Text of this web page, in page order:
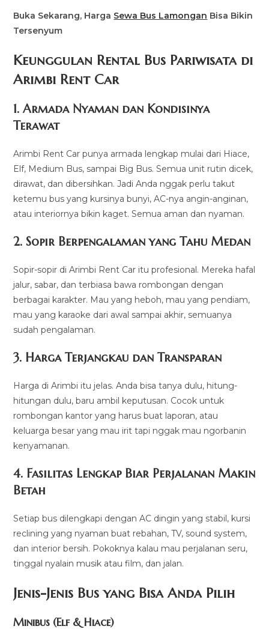
Buka Sekarang, Harga Sewa Bus Lamongan Bisa Bikin
Tersenyum
Keunggulan Rental Bus Pariwisata di
Arimbi Rent Car
1. Armada Nyaman dan Kondisinya
Terawat
Arimbi Rent Car punya armada lengkap mulai dari Hiace,
Elf, Medium Bus, sampai Big Bus. Semua unit rutin dicek,
dirawat, dan dibersihkan. Jadi Anda nggak perlu takut
ketemu bus yang kursinya bunyi, AC-nya angin-anginan,
atau interiornya bikin kaget. Semua aman dan nyaman.
2. Sopir Berpengalaman yang Tahu Medan
Sopir-sopir di Arimbi Rent Car itu profesional. Mereka hafal
jalur, sabar, dan terbiasa bawa rombongan dengan
berbagai karakter. Mau yang heboh, mau yang pendiam,
mau yang karaoke dari awal sampai akhir, semuanya
sudah pengalaman.
3. Harga Terjangkau dan Transparan
Harga di Arimbi itu jelas. Anda bisa tanya dulu, hitung-
hitungan dulu, baru ambil keputusan. Cocok untuk
rombongan kantor yang harus buat laporan, atau
keluarga besar yang mau irit tapi nggak mau ngorbanin
kenyamanan.
4. Fasilitas Lengkap Biar Perjalanan Makin
Betah
Setiap bus dilengkapi dengan AC dingin yang stabil, kursi
reclining yang nyaman buat rebahan, TV, sound system,
dan interior bersih. Pokoknya kalau mau perjalanan seru,
tinggal nyalain musik atau film, dan jalan.
Jenis-Jenis Bus yang Bisa Anda Pilih
Minibus (Elf & Hiace)